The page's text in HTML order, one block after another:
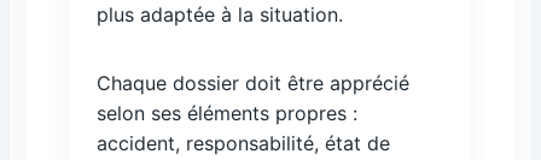
plus adaptée à la situation.
Chaque dossier doit être apprécié
selon ses éléments propres :
accident, responsabilité, état de